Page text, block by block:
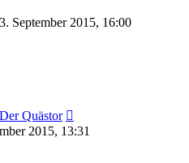
September 2015, 16:00
Der Quästor
2015, 13:31